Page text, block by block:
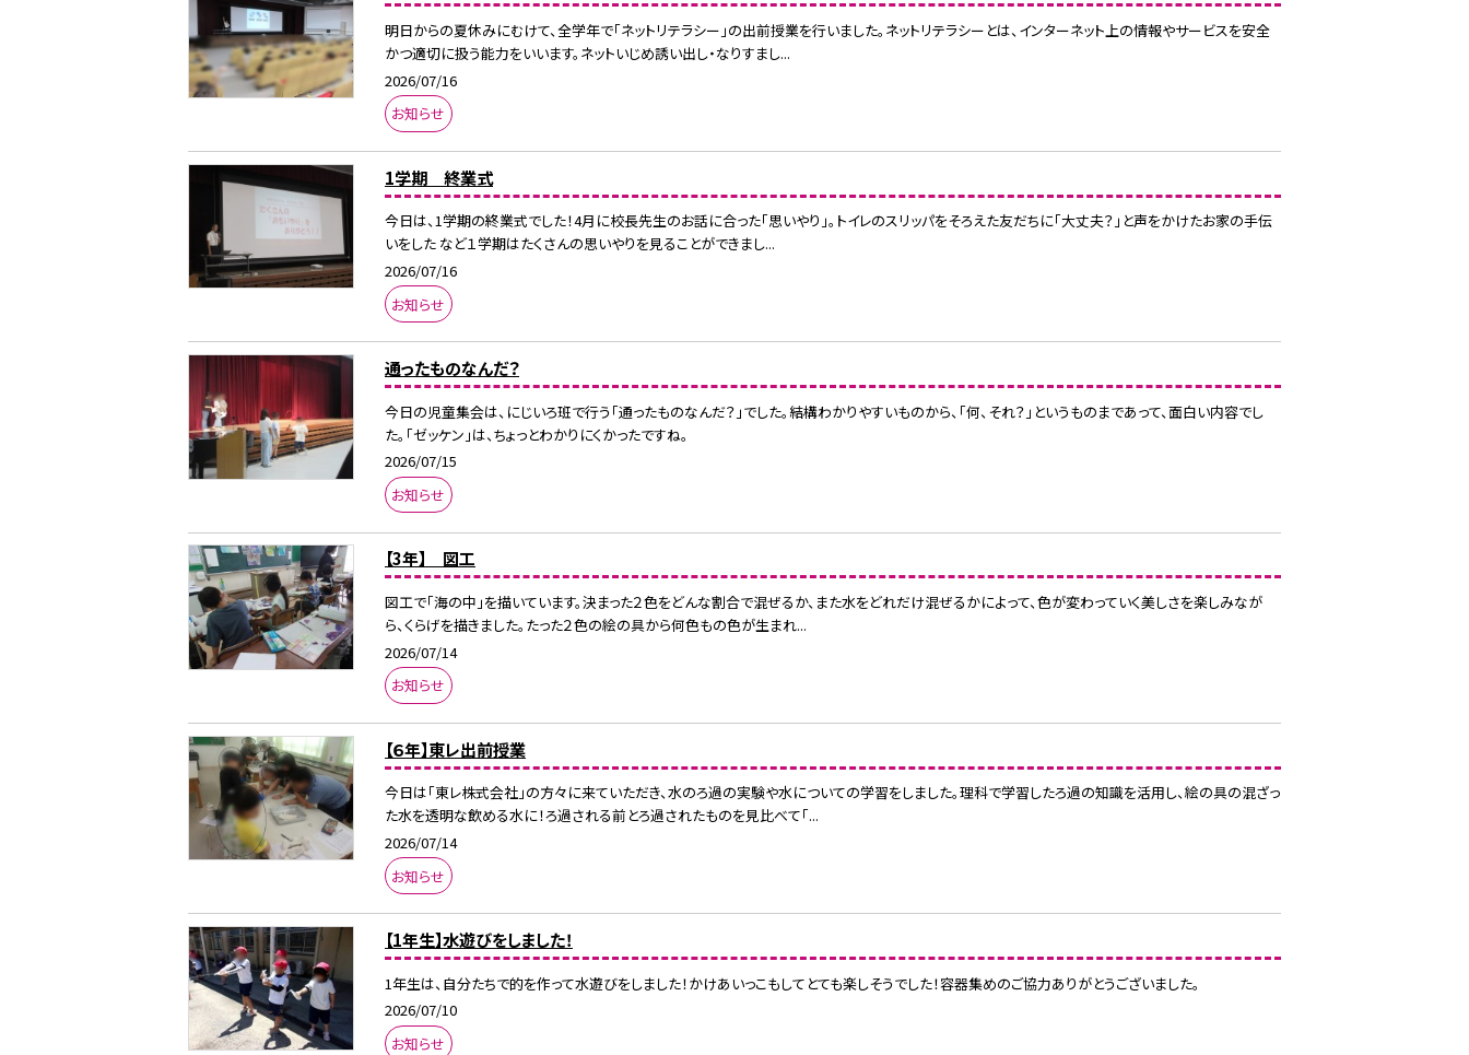
明日からの夏休みにむけて、全学年で「ネットリテラシー」の出前授業を行いました。ネットリテラシーとは、インターネット上の情報やサービスを安全
かつ適切に扱う能力をいいます。ネットいじめ誘い出し・なりすまし...
2026/07/16
お知らせ
1学期 終業式
今日は、1学期の終業式でした！4月に校長先生のお話に合った「思いやり」。トイレのスリッパをそろえた友だちに「大丈夫？」と声をかけたお家の手伝
いをした など１学期はたくさんの思いやりを見ることができまし...
2026/07/16
お知らせ
通ったものなんだ？
今日の児童集会は、にじいろ班で行う「通ったものなんだ？」でした。結構わかりやすいものから、「何、それ？」というものまであって、面白い内容でし
た。「ゼッケン」は、ちょっとわかりにくかったですね。
2026/07/15
お知らせ
【3年】 図工
図工で「海の中」を描いています。決まった２色をどんな割合で混ぜるか、また水をどれだけ混ぜるかによって、色が変わっていく美しさを楽しみなが
ら、くらげを描きました。たった２色の絵の具から何色もの色が生まれ...
2026/07/14
お知らせ
【６年】東レ出前授業
今日は「東レ株式会社」の方々に来ていただき、水のろ過の実験や水についての学習をしました。理科で学習したろ過の知識を活用し、絵の具の混ざっ
た水を透明な飲める水に！ろ過される前とろ過されたものを見比べて「...
2026/07/14
お知らせ
【1年生】水遊びをしました！
1年生は、自分たちで的を作って水遊びをしました！かけあいっこもしてとても楽しそうでした！容器集めのご協力ありがとうございました。
2026/07/10
お知らせ